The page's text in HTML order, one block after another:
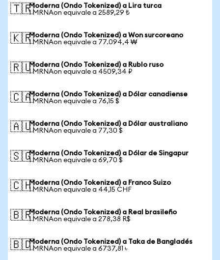
🇹🇷Moderna (Ondo Tokenized) a Lira turca
1 MRNAon equivale a 2589,29 ₺
🇰🇷Moderna (Ondo Tokenized) a Won surcoreano
1 MRNAon equivale a 77.094,4 ₩
🇷🇺Moderna (Ondo Tokenized) a Rublo ruso
1 MRNAon equivale a 4509,34 ₽
🇨🇦Moderna (Ondo Tokenized) a Dólar canadiense
1 MRNAon equivale a 76,15 $
🇦🇺Moderna (Ondo Tokenized) a Dólar australiano
1 MRNAon equivale a 77,30 $
🇸🇬Moderna (Ondo Tokenized) a Dólar de Singapur
1 MRNAon equivale a 69,70 $
🇨🇭Moderna (Ondo Tokenized) a Franco Suizo
1 MRNAon equivale a 44,15 CHF
🇧🇷Moderna (Ondo Tokenized) a Real brasileño
1 MRNAon equivale a 278,38 R$
🇧🇩Moderna (Ondo Tokenized) a Taka de Bangladés
1 MRNAon equivale a 6737,81 ৳